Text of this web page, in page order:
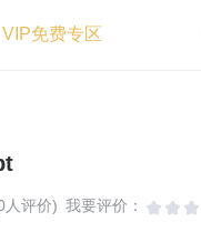
VIP免费专区
人评价) 我要评价：